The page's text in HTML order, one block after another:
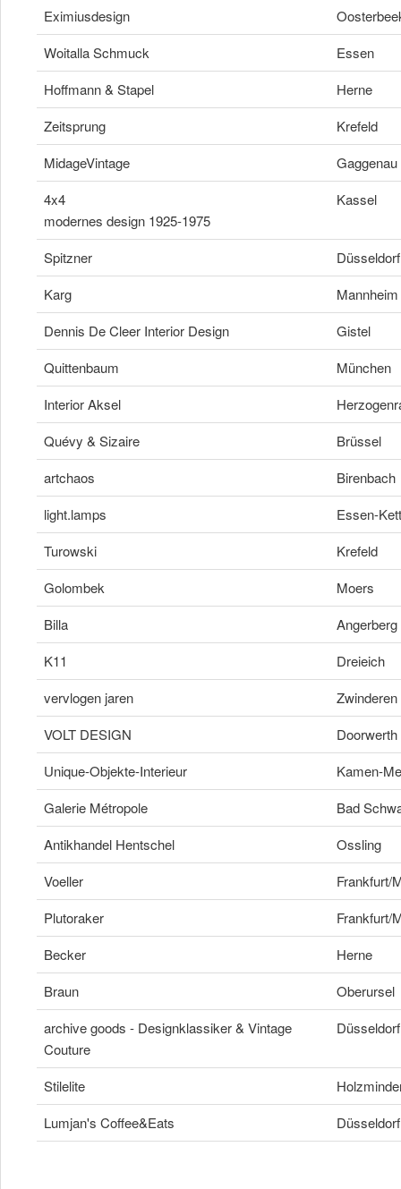
Eximiusdesign
Woitalla Schmuck
Essen
Hoffmann & Stapel
Herne
Zeitsprung
Krefeld
MidageVintage
Gaggenau
4x4
modernes design 1925-1975
Kassel
Spitzner
Düsseldorf
Karg
Mannheim
Dennis De Cleer Interior Design
Gistel
Quittenbaum
München
Interior Aksel
Quévy & Sizaire
Brüssel
artchaos
Birenbach
light.lamps
Essen-
Turowski
Krefeld
Golombek
Moers
Billa
Angerberg
K11
Dreieich
vervlogen jaren
Zwinderen
VOLT DESIGN
Doorwerth
Unique-Objekte-Interieur
Kamen-
Galerie Métropole
Bad
Antikhandel Hentschel
Ossling
Voeller
Frankfurt/
Plutoraker
Frankfurt/
Becker
Herne
Braun
Oberursel
archive goods - Designklassiker & Vintage
Couture
Düsseldorf
Stilelite
Lumjan's Coffee&Eats
Düsseldorf